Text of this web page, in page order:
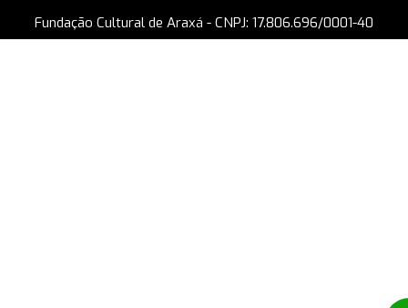
Fundação Cultural de Araxá - CNPJ: 17.806.696/0001-40